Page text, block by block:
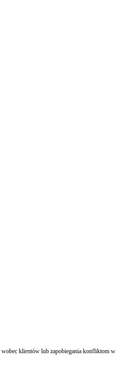
wobec klientów lub zapobiegania konfliktom w